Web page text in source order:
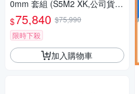
0mm 套組 (S5M2 XK,公司貨)
S5IIXK
$75,840 $75,990
限時下殺
加入購物車